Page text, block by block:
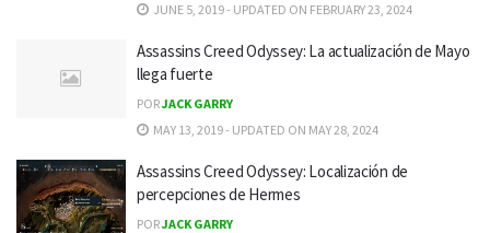
JUNE 5, 2019 - UPDATED ON FEBRUARY 23, 2024
Assassins Creed Odyssey: La actualización de Mayo
llega fuerte
PORJACK GARRY
MAY 13, 2019 - UPDATED ON MAY 28, 2024
Assassins Creed Odyssey: Localización de
percepciones de Hermes
PORJACK GARRY